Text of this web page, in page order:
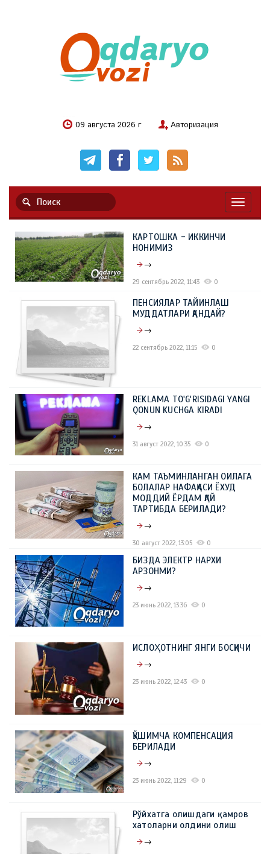
09 августа 2026 г Авторизация
КАРТОШКА - ИККИНЧИ
НОНИМИЗ
→
29 сентябрь 2022, 11:43 0
ПЕНСИЯЛАР ТАЙИНЛАШ
МУДДАТЛАРИ ҚАНДАЙ?
→
22 сентябрь 2022, 11:15 0
REKLAMA TO'G'RISIDAGI YANGI
QONUN KUCHGA KIRADI
→
31 август 2022, 10:35 0
КАМ ТАЪМИНЛАНГАН ОИЛАГА
БОЛАЛАР НАФАҚАСИ ЁХУД
МОДДИЙ ЁРДАМ ҚАЙ
ТАРТИБДА БЕРИЛАДИ?
→
30 август 2022, 13:05 0
БИЗДА ЭЛЕКТР НАРХИ
АРЗОНМИ?
→
23 июнь 2022, 13:36 0
ИСЛОҲОТНИНГ ЯНГИ БОСҚИЧИ
→
23 июнь 2022, 12:43 0
ҚЎШИМЧА КОМПЕНСАЦИЯ
БЕРИЛАДИ
→
23 июнь 2022, 11:29 0
Рўйхатга олишдаги қамров
хатоларни олдини олиш
→